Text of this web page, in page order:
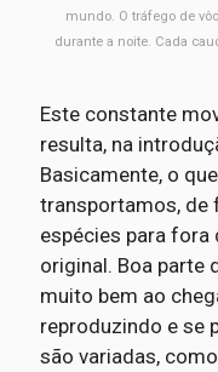
mundo. O tráfego de
durante a noite. Cada
Este constante
resulta, na
Basicamente, o
transportamos, de
espécies para fora
original. Boa parte
muito bem ao
reproduzindo e se
são variadas,